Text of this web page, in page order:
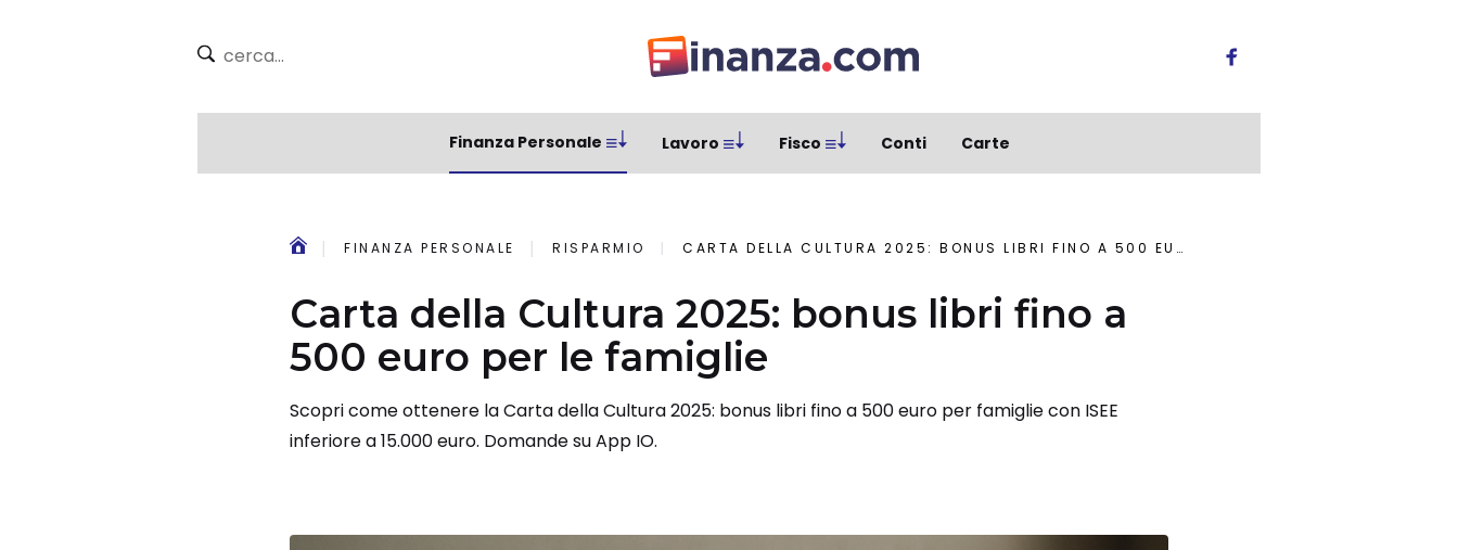
Finanza Personale Lavoro Fisco Conti Carte
FINANZA PERSONALE RISPARMIO CARTA DELLA CULTURA 2025: BONUS LIBRI FINO A 500 EURO PER LE FAMIGLIE
Carta della Cultura 2025: bonus libri fino a
500 euro per le famiglie
Scopri come ottenere la Carta della Cultura 2025: bonus libri fino a 500 euro per famiglie con ISEE
inferiore a 15.000 euro. Domande su App IO.